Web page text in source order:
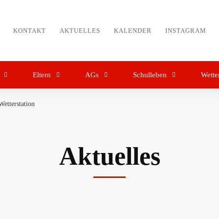
KONTAKT AKTUELLES KALENDER INSTAGRAM
Eltern AGs Schulleben
Aktuelles